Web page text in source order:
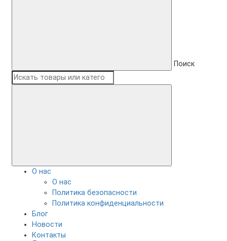
Поиск
О нас
О нас
Политика безопасности
Политика конфиденциальности
Блог
Новости
Контакты